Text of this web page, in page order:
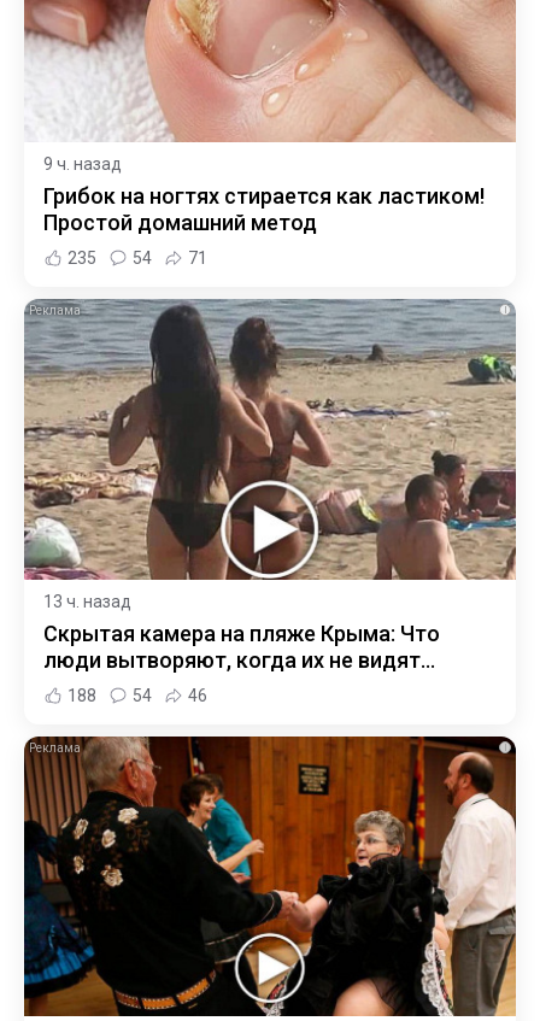
9 ч. назад
Грибок на ногтях стирается как ластиком!
Простой домашний метод
235 54 71
i
13 ч. назад
Скрытая камера на пляже Крыма: Что
люди вытворяют, когда их не видят...
188 54 46
i